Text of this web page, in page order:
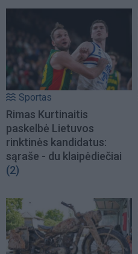
Sportas
Rimas Kurtinaitis
paskelbė Lietuvos
rinktinės kandidatus:
sąraše - du klaipėdiečiai
(2)